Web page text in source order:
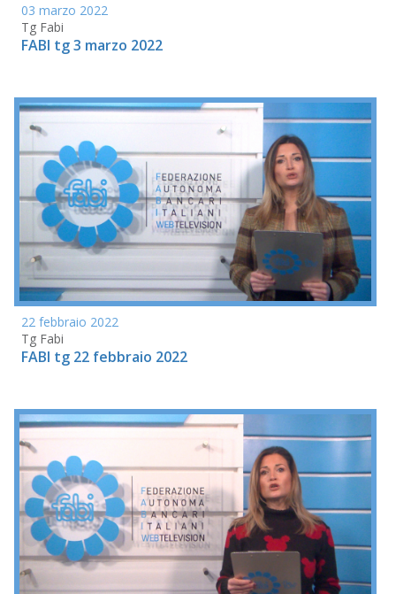
03 marzo 2022
Tg Fabi
FABI tg 3 marzo 2022
22 febbraio 2022
Tg Fabi
FABI tg 22 febbraio 2022